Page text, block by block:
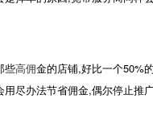
些高佣金的店铺,好比一个50%
尽办法节省佣金,偶尔停止推